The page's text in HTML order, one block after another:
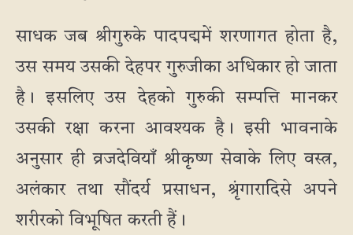
साधक जब श्रीगुरुके पादपद्ममें शरणागत होता है,
उस समय उसकी देहपर गुरुजीका अधिकार हो जाता
है। इसलिए उस देहको गुरुकी सम्पत्ति मानकर
उसकी रक्षा करना आवश्यक है। इसी भावनाके
अनुसार ही व्रजदेवियाँ श्रीकृष्ण सेवाके लिए वस्त्र,
अलंकार तथा सौंदर्य प्रसाधन, श्रृंगारादिसे अपने
शरीरको विभूषित करती हैं।